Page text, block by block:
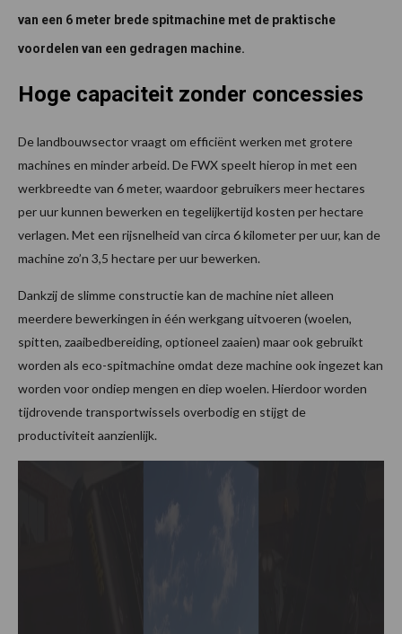
van een 6 meter brede spitmachine met de praktische
voordelen van een gedragen machine.
Hoge capaciteit zonder concessies
De landbouwsector vraagt om efficiënt werken met grotere
machines en minder arbeid. De FWX speelt hierop in met een
werkbreedte van 6 meter, waardoor gebruikers meer hectares
per uur kunnen bewerken en tegelijkertijd kosten per hectare
verlagen. Met een rijsnelheid van circa 6 kilometer per uur, kan de
machine zo’n 3,5 hectare per uur bewerken.
Dankzij de slimme constructie kan de machine niet alleen
meerdere bewerkingen in één werkgang uitvoeren (woelen,
spitten, zaaibedbereiding, optioneel zaaien) maar ook gebruikt
worden als eco-spitmachine omdat deze machine ook ingezet kan
worden voor ondiep mengen en diep woelen. Hierdoor worden
tijdrovende transportwissels overbodig en stijgt de
productiviteit aanzienlijk.